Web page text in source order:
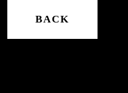
BACK